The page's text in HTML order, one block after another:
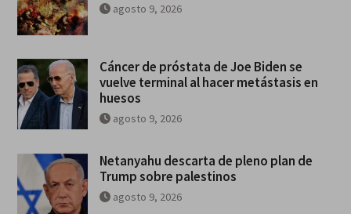
agosto 9, 2026
Cáncer de próstata de Joe Biden se
vuelve terminal al hacer metástasis en
huesos
agosto 9, 2026
Netanyahu descarta de pleno plan de
Trump sobre palestinos
agosto 9, 2026